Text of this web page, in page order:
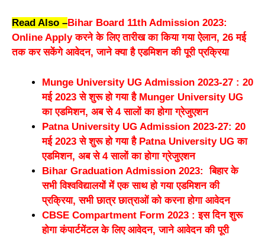
Read Also –Bihar Board 11th Admission 2023:
Online Apply करने के लिए तारीख का किया गया ऐलान, 26 मई
तक कर सकेंगे आवेदन, जाने क्या है एडमिशन की पूरी प्रक्रिया
Munge University UG Admission 2023-27 : 20
मई 2023 से शुरू हो गया है Munger University UG
का एडमिशन, अब से 4 सालों का होगा ग्रेजुएशन
Patna University UG Admission 2023-27: 20
मई 2023 से शुरू हो गया है Patna University UG का
एडमिशन, अब से 4 सालों का होगा ग्रेजुएशन
Bihar Graduation Admission 2023: बिहार के
सभी विश्वविद्यालयों में एक साथ हो गया एडमिशन की
प्रक्रिया, सभी छात्र छात्राओं को करना होगा आवेदन
CBSE Compartment Form 2023 : इस दिन शुरू
होगा कंपार्टमेंटल के लिए आवेदन, जाने आवेदन की पूरी